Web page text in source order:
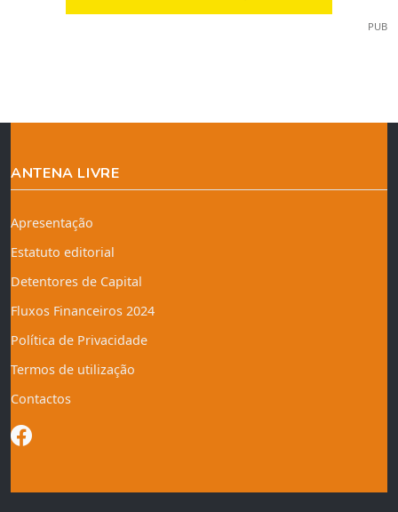
PUB
ANTENA LIVRE
Apresentação
Estatuto editorial
Detentores de Capital
Fluxos Financeiros 2024
Política de Privacidade
Termos de utilização
Contactos